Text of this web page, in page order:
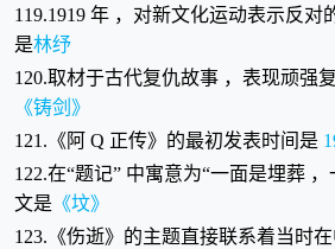
119.1919 年 ，对新文化运动表示反对
是林纾
120.取材于古代复仇故事 ，表现顽强
《铸剑》
121.《阿 Q 正传》的最初发表时间是
122.在“题记” 中寓意为“一面是埋葬
文是 《坟》
123.《伤逝》的主题直接联系着当时